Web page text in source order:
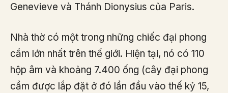
Genevieve và Thánh Dionysius của Paris.
Nhà thờ có một trong những chiếc đại phong
cầm lớn nhất trên thế giới. Hiện tại, nó có 110
hộp âm và khoảng 7.400 ống (cây đại phong
cầm được lắp đặt ở đó lần đầu vào thế kỷ 15,